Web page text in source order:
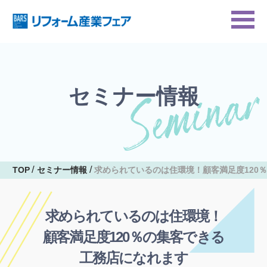
セミナー情報
TOP セミナー情報 求められているのは住環境！顧客満足度120
求められているのは住環境！
顧客満足度120％の集客できる
工務店になれます